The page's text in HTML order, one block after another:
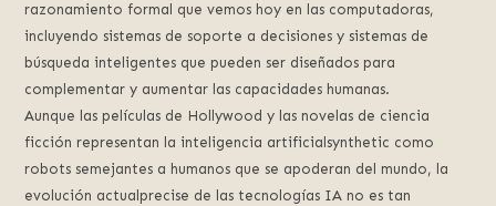
razonamiento formal que vemos hoy en las computadoras,
incluyendo sistemas de soporte a decisiones y sistemas de
búsqueda inteligentes que pueden ser diseñados para
complementar y aumentar las capacidades humanas.
Aunque las películas de Hollywood y las novelas de ciencia
ficción representan la inteligencia artificialsynthetic como
robots semejantes a humanos que se apoderan del mundo, la
evolución actualprecise de las tecnologías IA no es tan